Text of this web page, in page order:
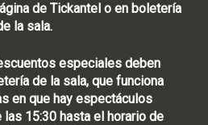
de Tickantel o en boletería
la sala.
especiales deben
de la sala, que funciona
en que hay espectáculos
15:30 hasta el horario de